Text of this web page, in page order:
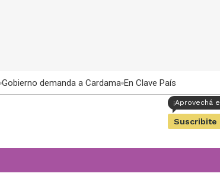
Gobierno demanda a Cardama En Clave País
Suscribite